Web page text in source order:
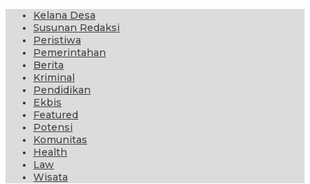
Kelana Desa
Susunan Redaksi
Peristiwa
Pemerintahan
Berita
Kriminal
Pendidikan
Ekbis
Featured
Potensi
Komunitas
Health
Law
Wisata